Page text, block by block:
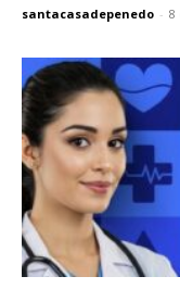
santacasadepenedo - 8